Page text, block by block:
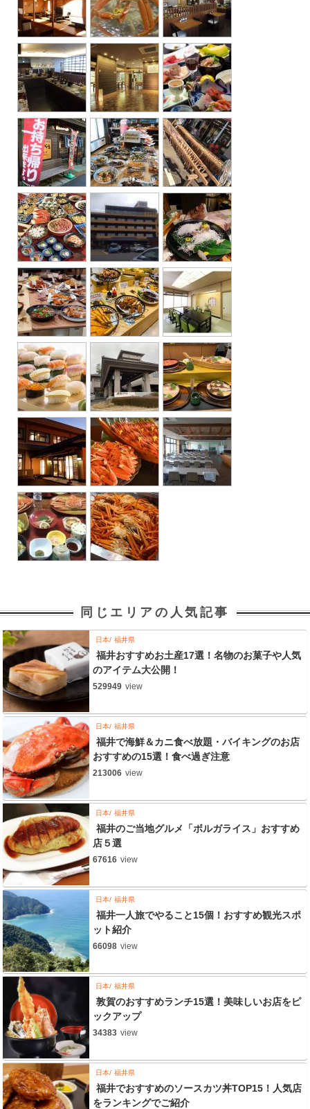
同じエリアの人気記事
日本 福井県
福井おすすめお土産17選！名物のお菓子や人気
のアイテム大公開！
529949 view
日本 福井県
福井で海鮮＆カニ食べ放題・バイキングのお店
おすすめの15選！食べ過ぎ注意
213006 view
日本 福井県
福井のご当地グルメ「ボルガライス」おすすめ
店５選
67616 view
日本 福井県
福井一人旅でやること15個！おすすめ観光スポ
ット紹介
66098 view
日本 福井県
敦賀のおすすめランチ15選！美味しいお店をピ
ックアップ
34383 view
日本 福井県
福井でおすすめのソースカツ丼TOP15！人気店
をランキングでご紹介